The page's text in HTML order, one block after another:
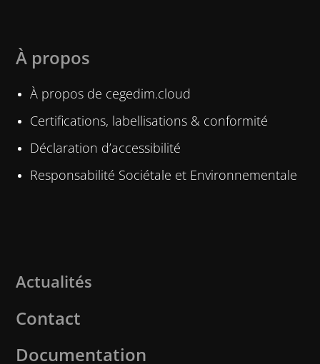
À propos
À propos de cegedim.cloud
Certifications, labellisations & conformité
Déclaration d’accessibilité
Responsabilité Sociétale et Environnementale
Actualités
Contact
Documentation